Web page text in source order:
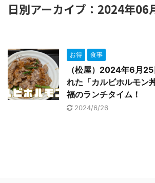
日別アーカイブ：2024年06
お得 食事
（松屋）2024年6月
れた「カルビホルモン
福のランチタイム！
2024/6/26